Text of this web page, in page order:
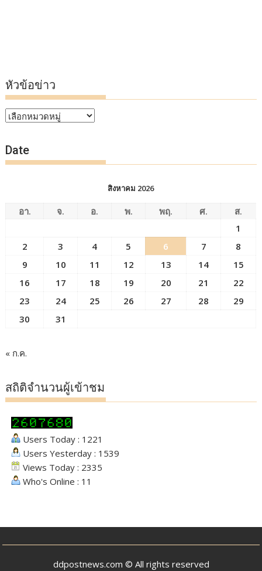
หัวข้อข่าว
หัวข้อ
Date
สิงหาคม 2026
อา. จ. อ. พ. พฤ. ศ.
ส.
1
2
3 4 5 6 7
8
9
10 11 12 13 14
15
16
17 18 19 20 21
22
23
24 25 26 27 28
29
30
31
« ก.ค.
สถิติจำนวนผู้เข้าชม
Users Today : 1221
Users Yesterday : 1539
Views Today : 2335
Who's Online : 11
ddpostnews.com © All rights reserved